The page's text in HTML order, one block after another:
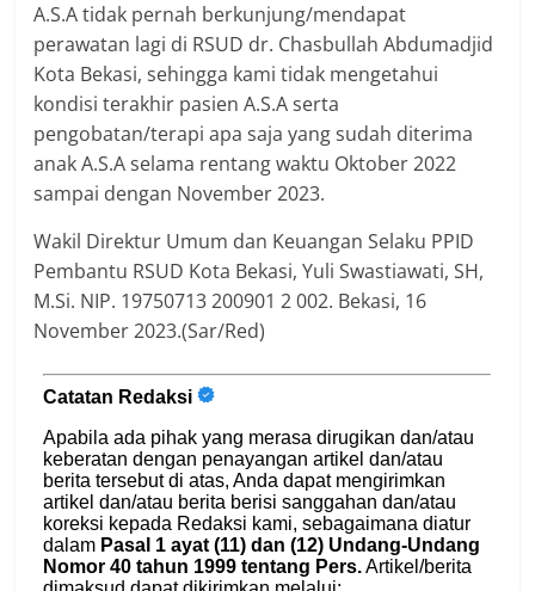
A.S.A tidak pernah berkunjung/mendapat
perawatan lagi di RSUD dr. Chasbullah Abdumadjid
Kota Bekasi, sehingga kami tidak mengetahui
kondisi terakhir pasien A.S.A serta
pengobatan/terapi apa saja yang sudah diterima
anak A.S.A selama rentang waktu Oktober 2022
sampai dengan November 2023.
Wakil Direktur Umum dan Keuangan Selaku PPID
Pembantu RSUD Kota Bekasi, Yuli Swastiawati, SH,
M.Si. NIP. 19750713 200901 2 002. Bekasi, 16
November 2023.(Sar/Red)